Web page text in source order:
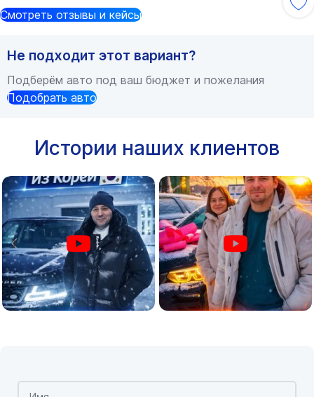
Смотреть отзывы и кейсы
Не подходит этот вариант?
Подберём авто под ваш бюджет и пожелания
Подобрать авто
Истории наших клиентов